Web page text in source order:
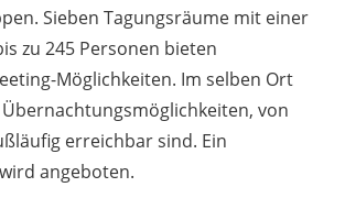
Sieben Tagungsräume mit einer
zu 245 Personen bieten
Möglichkeiten. Im selben Ort
von
erreichbar sind. Ein
angeboten.